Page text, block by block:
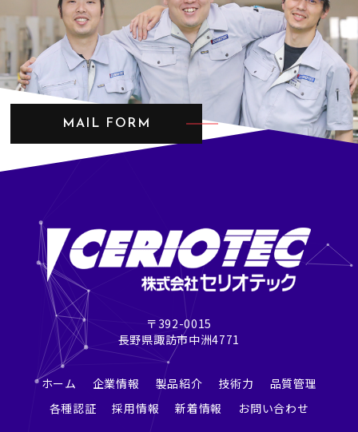
MAIL FORM
〒392-0015
長野県諏訪市中洲4771
ホーム 企業情報 製品紹介 技術力
品質管理
各種認証
採用情報 新着情報 お問い合わせ